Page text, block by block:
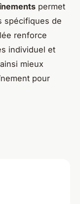
permet
spécifiques de
renforce
individuel et
mieux
pour